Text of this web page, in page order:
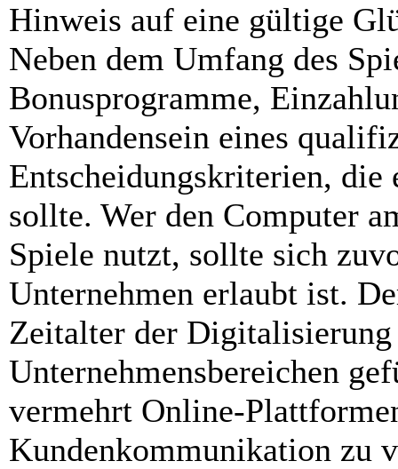
Hinweis auf eine gültige
Neben dem Umfang des
Bonusprogramme,
Vorhandensein eines
Entscheidungskriterien,
sollte. Wer den Computer
Spiele nutzt, sollte sich
Unternehmen erlaubt ist.
Zeitalter der Digitalisierung
Unternehmensbereichen
vermehrt Online-
Kundenkommunikation zu